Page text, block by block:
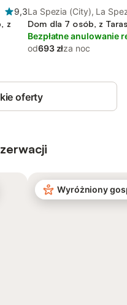
9,3
z
La Spezia (City), La
Dom dla 7 osób, z
Bezpłatne anulowanie
od693 złza noc
oferty
Wyróżniony